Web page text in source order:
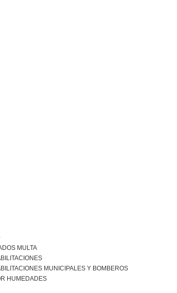
MULTA
MUNICIPALES Y BOMBEROS
HUMEDADES